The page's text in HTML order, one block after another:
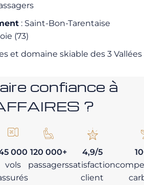
: Saint-Bon-Tarentaise
(73)
et domaine skiable des 3 Vallées
confiance à
?
000
vols
120 000+
passagers
4,9/5
satisfaction
client